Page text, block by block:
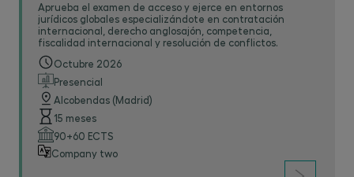
Aprueba el examen de acceso y ejerce en entornos
jurídicos globales especializándote en contratación
internacional, derecho anglosajón, competencia,
fiscalidad internacional y resolución de conflictos.
Octubre 2026
Presencial
Alcobendas (Madrid)
15 meses
90+60 ECTS
Company two